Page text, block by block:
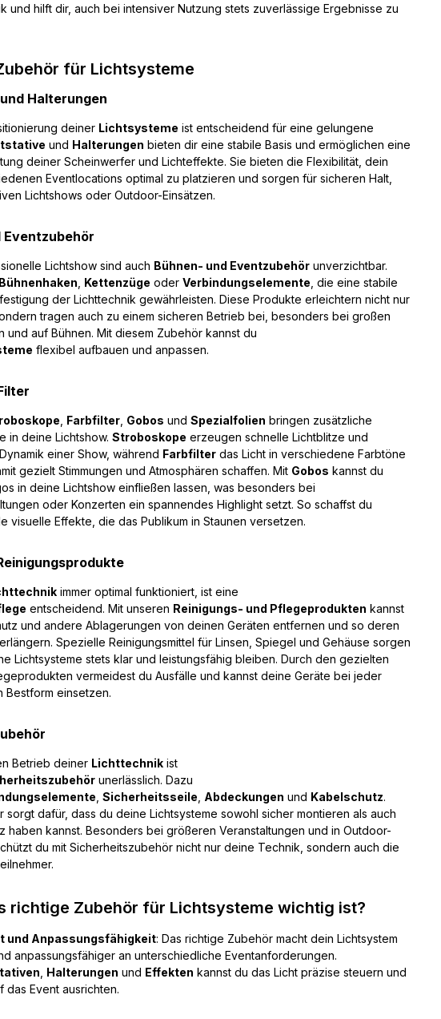
und hilft dir, auch bei intensiver Nutzung stets zuverlässige Ergebnisse zu
für Lichtsysteme
Halterungen
deiner Lichtsysteme ist entscheidend für eine gelungene
und Halterungen bieten dir eine stabile Basis und ermöglichen eine
deiner Scheinwerfer und Lichteffekte. Sie bieten die Flexibilität, dein
Eventlocations optimal zu platzieren und sorgen für sicheren Halt,
Lichtshows oder Outdoor-Einsätzen.
Eventzubehör
Lichtshow sind auch Bühnen- und Eventzubehör unverzichtbar.
Bühnenhaken Kettenzüge oder Verbindungselemente , die eine stabile
der Lichttechnik gewährleisten. Diese Produkte erleichtern nicht nur
tragen auch zu einem sicheren Betrieb bei, besonders bei großen
und auf Bühnen. Mit diesem Zubehör kannst du
flexibel aufbauen und anpassen.
Farbfilter Gobos und Spezialfolien bringen zusätzliche
in deine Lichtshow. Stroboskope erzeugen schnelle Lichtblitze und
einer Show, während Farbfilter das Licht in verschiedene Farbtöne
gezielt Stimmungen und Atmosphären schaffen. Mit Gobos kannst du
in deine Lichtshow einfließen lassen, was besonders bei
oder Konzerten ein spannendes Highlight setzt. So schaffst du
visuelle Effekte, die das Publikum in Staunen versetzen.
immer optimal funktioniert, ist eine
entscheidend. Mit unseren Reinigungs- und Pflegeprodukten kannst
und andere Ablagerungen von deinen Geräten entfernen und so deren
Spezielle Reinigungsmittel für Linsen, Spiegel und Gehäuse sorgen
Lichtsysteme stets klar und leistungsfähig bleiben. Durch den gezielten
vermeidest du Ausfälle und kannst deine Geräte bei jeder
Bestform einsetzen.
Betrieb deiner Lichttechnik ist
unerlässlich. Dazu
Sicherheitsseile Abdeckungen und Kabelschutz.
sorgt dafür, dass du deine Lichtsysteme sowohl sicher montieren als auch
haben kannst. Besonders bei größeren Veranstaltungen und in Outdoor-
du mit Sicherheitszubehör nicht nur deine Technik, sondern auch die
richtige Zubehör für Lichtsysteme wichtig ist?
und Anpassungsfähigkeit: Das richtige Zubehör macht dein Lichtsystem
anpassungsfähiger an unterschiedliche Eventanforderungen.
Halterungen und Effekten kannst du das Licht präzise steuern und
das Event ausrichten.